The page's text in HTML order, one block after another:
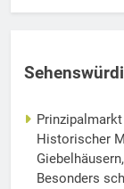
Prinzipalmarkt
Historischer
Besonders